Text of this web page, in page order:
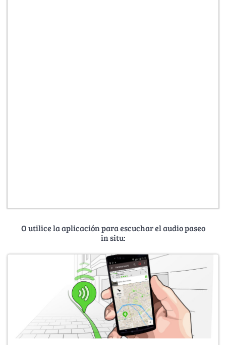
O utilice la aplicación para escuchar el audio paseo
in situ: